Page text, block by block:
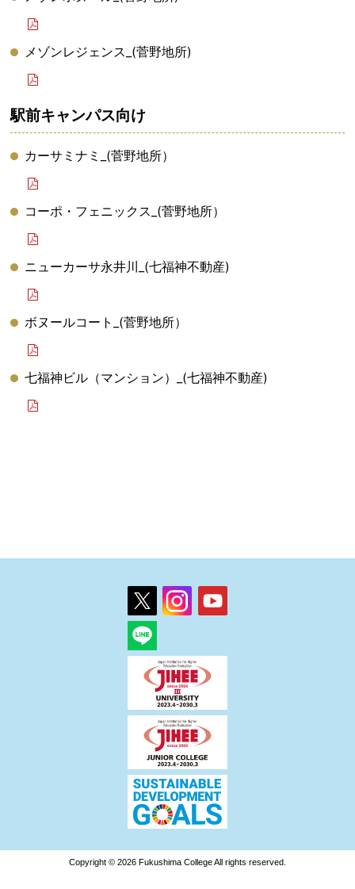
メゾンレジェンス_(菅野地所)
駅前キャンパス向け
カーサミナミ_(菅野地所）
コーポ・フェニックス_(菅野地所）
ニューカーサ永井川_(七福神不動産)
ボヌールコート_(菅野地所）
七福神ビル（マンション）_(七福神不動産)
Copyright © 2026 Fukushima College All rights reserved.